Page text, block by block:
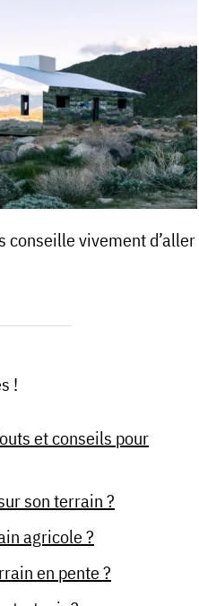
conseille vivement d’aller
!
et conseils pour
son terrain ?
agricole ?
en pente ?